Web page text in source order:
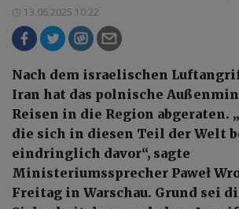
13.06.2025 10:22
Nach dem israelischen
Iran hat das polnische
Reisen in die Region abgeraten.
die sich in diesen Teil der Welt
eindringlich davor“, sagte
Ministeriumssprecher Paweł
Freitag in Warschau. Grund sei